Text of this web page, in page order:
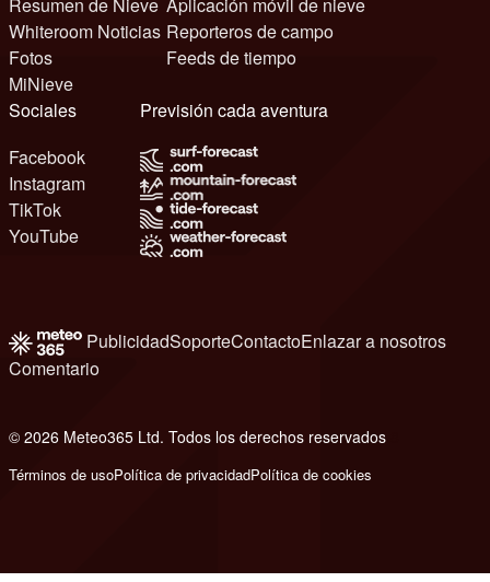
Whiteroom Noticias
Fotos
MiNieve
Reporteros de campo
Feeds de tiempo
Sociales
Facebook
Instagram
TikTok
YouTube
Previsión cada aventura
PublicidadSoporteContactoEnlazar a nosotros
Comentario
© 2026 Meteo365 Ltd. Todos los derechos reservados
Términos de usoPolítica de privacidadPolítica de cookies